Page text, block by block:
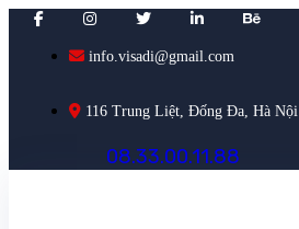
info.visadi@gmail.com
116 Trung Liệt, Đống Đa, Hà Nội
08.33.00.11.88